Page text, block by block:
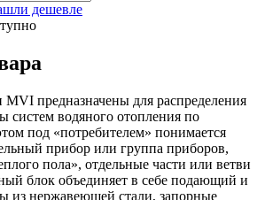
дешевле
предназначены для распределения
систем водяного отопления по
под «потребителем» понимается
прибор или группа приборов,
пола», отдельные части или ветви
блок объединяет в себе подающий и
из нержавеющей стали, запорные